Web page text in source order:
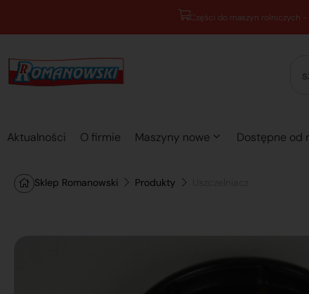
Aktualności O firmie Maszyny nowe Dostępne od
Sklep Romanowski Produkty